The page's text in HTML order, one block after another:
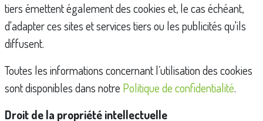
tiers émettent également des cookies et, le cas échéant,
d'adapter ces sites et services tiers ou les publicités qu'ils
diffusent.
Toutes les informations concernant l’utilisation des cookies
sont disponibles dans notre Politique de confidentialité.
Droit de la propriété intellectuelle